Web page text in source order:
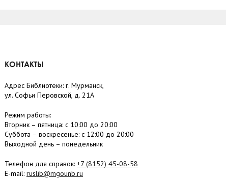
КОНТАКТЫ
Адрес Библиотеки: г. Мурманск,
ул. Софьи Перовской, д. 21А
Режим работы:
Вторник – пятница: с 10:00 до 20:00
Суббота – воскресенье: c 12:00 до 20:00
Выходной день – понедельник
Телефон для справок: +7 (8152) 45-08-58
E-mail: ruslib@mgounb.ru